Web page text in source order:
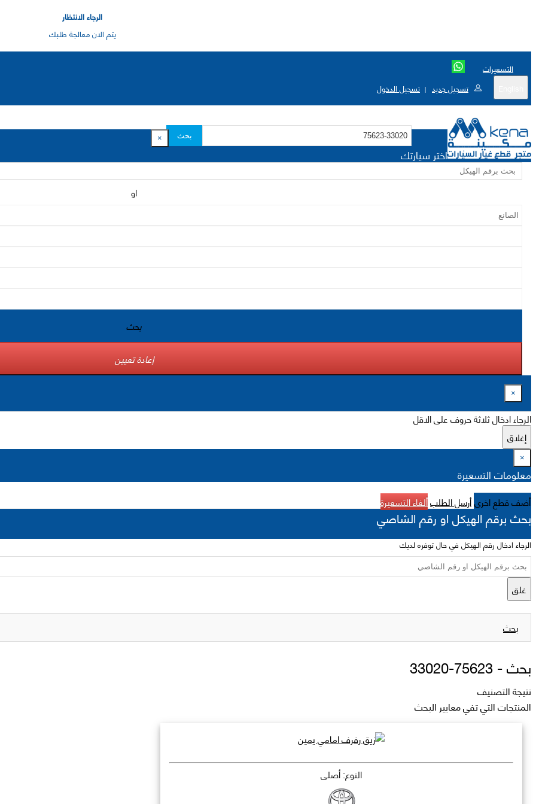
الرجاء الانتظار
يتم الان معالجة طلبك
التسعيرات
تسجيل جديد | تسجيل الدخول
بحث ×
اختر سيارتك
او
بحث
إعادة تعيين
×
الرجاء ادخال ثلاثة حروف على الاقل
إغلاق
×
معلومات التسعيرة
أضف قطع اخرىأرسل الطلبألغاء التسعيرة
بحث برقم الهيكل او رقم الشاصي
الرجاء ادخال رقم الهيكل في حال توفره لديك
غلق
بحث
بحث -75623-33020
نتيجة التصنيف
المنتجات التي تفي معايير البحث
النوع: أصلي